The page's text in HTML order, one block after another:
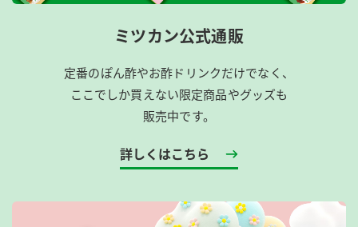
ミツカン公式通販
定番のぽん酢やお酢ドリンクだけでなく、
ここでしか買えない限定商品やグッズも
販売中です。
詳しくはこちら